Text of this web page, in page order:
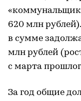
620 млн
в сумме
млн рублей
с марта
За год общие